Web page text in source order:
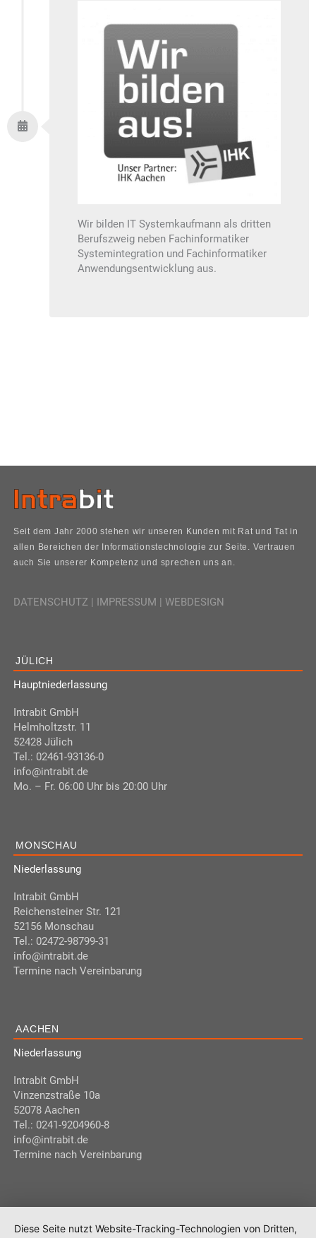
Wir bilden IT Systemkaufmann als dritten
Berufszweig neben Fachinformatiker
Systemintegration und Fachinformatiker
Anwendungsentwicklung aus.
Seit dem Jahr 2000 stehen wir unseren Kunden mit Rat und Tat in
allen Bereichen der Informationstechnologie zur Seite. Vertrauen
auch Sie unserer Kompetenz und sprechen uns an.
DATENSCHUTZ | IMPRESSUM | WEBDESIGN
JÜLICH
Hauptniederlassung
Intrabit GmbH
Helmholtzstr. 11
52428 Jülich
Tel.: 02461-93136-0
info@intrabit.de
Mo. – Fr. 06:00 Uhr bis 20:00 Uhr
MONSCHAU
Niederlassung
Intrabit GmbH
Reichensteiner Str. 121
52156 Monschau
Tel.: 02472-98799-31
info@intrabit.de
Termine nach Vereinbarung
AACHEN
Niederlassung
Intrabit GmbH
Vinzenzstraße 10a
52078 Aachen
Tel.: 0241-9204960-8
info@intrabit.de
Termine nach Vereinbarung
Diese Seite nutzt Website-Tracking-Technologien von Dritten,